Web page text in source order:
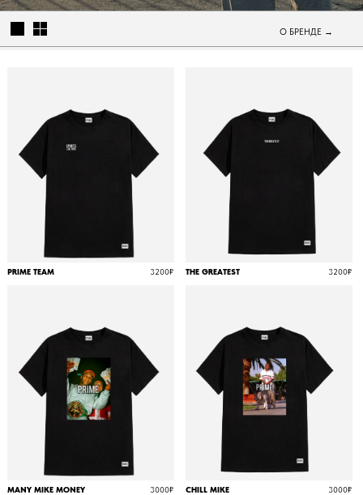
О БРЕНДЕ →
PRIME TEAM 3200₽ THE GREATEST 3200₽
TEDDY-DINO 4990₽
MANY MIKE MONEY 3000₽ CHILL MIKE 3000₽